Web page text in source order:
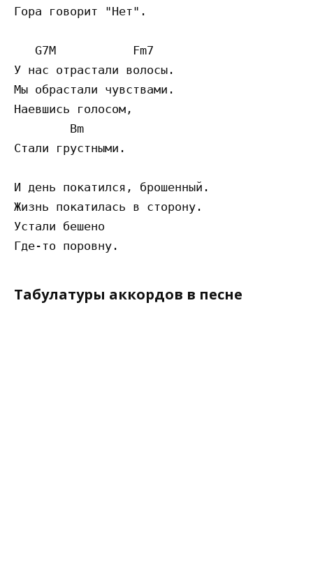
Гора говорит "Нет".
   G7M           Fm7
У нас отрастали волосы.
Мы обрастали чувствами.
Наевшись голосом,
        Bm
Стали грустными.
И день покатился, брошенный.
Жизнь покатилась в сторону.
Устали бешено
Табулатуры аккордов в песне